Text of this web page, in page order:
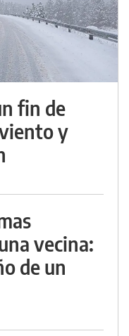
fin de
y
vecina:
de un